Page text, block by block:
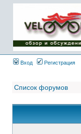
Имя пользователя:
Пароль:
{ LOG_ME_IN_SHORT
}
Вход
Регистрация
Список форумов